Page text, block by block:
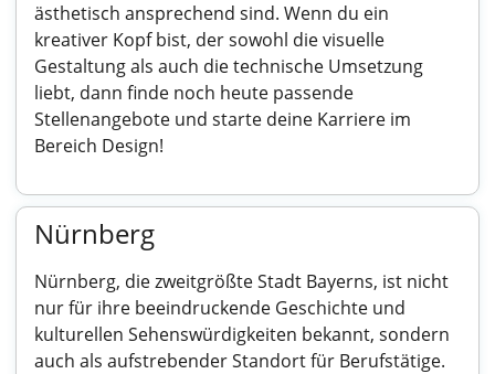
ästhetisch ansprechend sind. Wenn du ein
kreativer Kopf bist, der sowohl die visuelle
Gestaltung als auch die technische Umsetzung
liebt, dann finde noch heute passende
Stellenangebote und starte deine Karriere im
Bereich Design!
Nürnberg
Nürnberg, die zweitgrößte Stadt Bayerns, ist nicht
nur für ihre beeindruckende Geschichte und
kulturellen Sehenswürdigkeiten bekannt, sondern
auch als aufstrebender Standort für Berufstätige.